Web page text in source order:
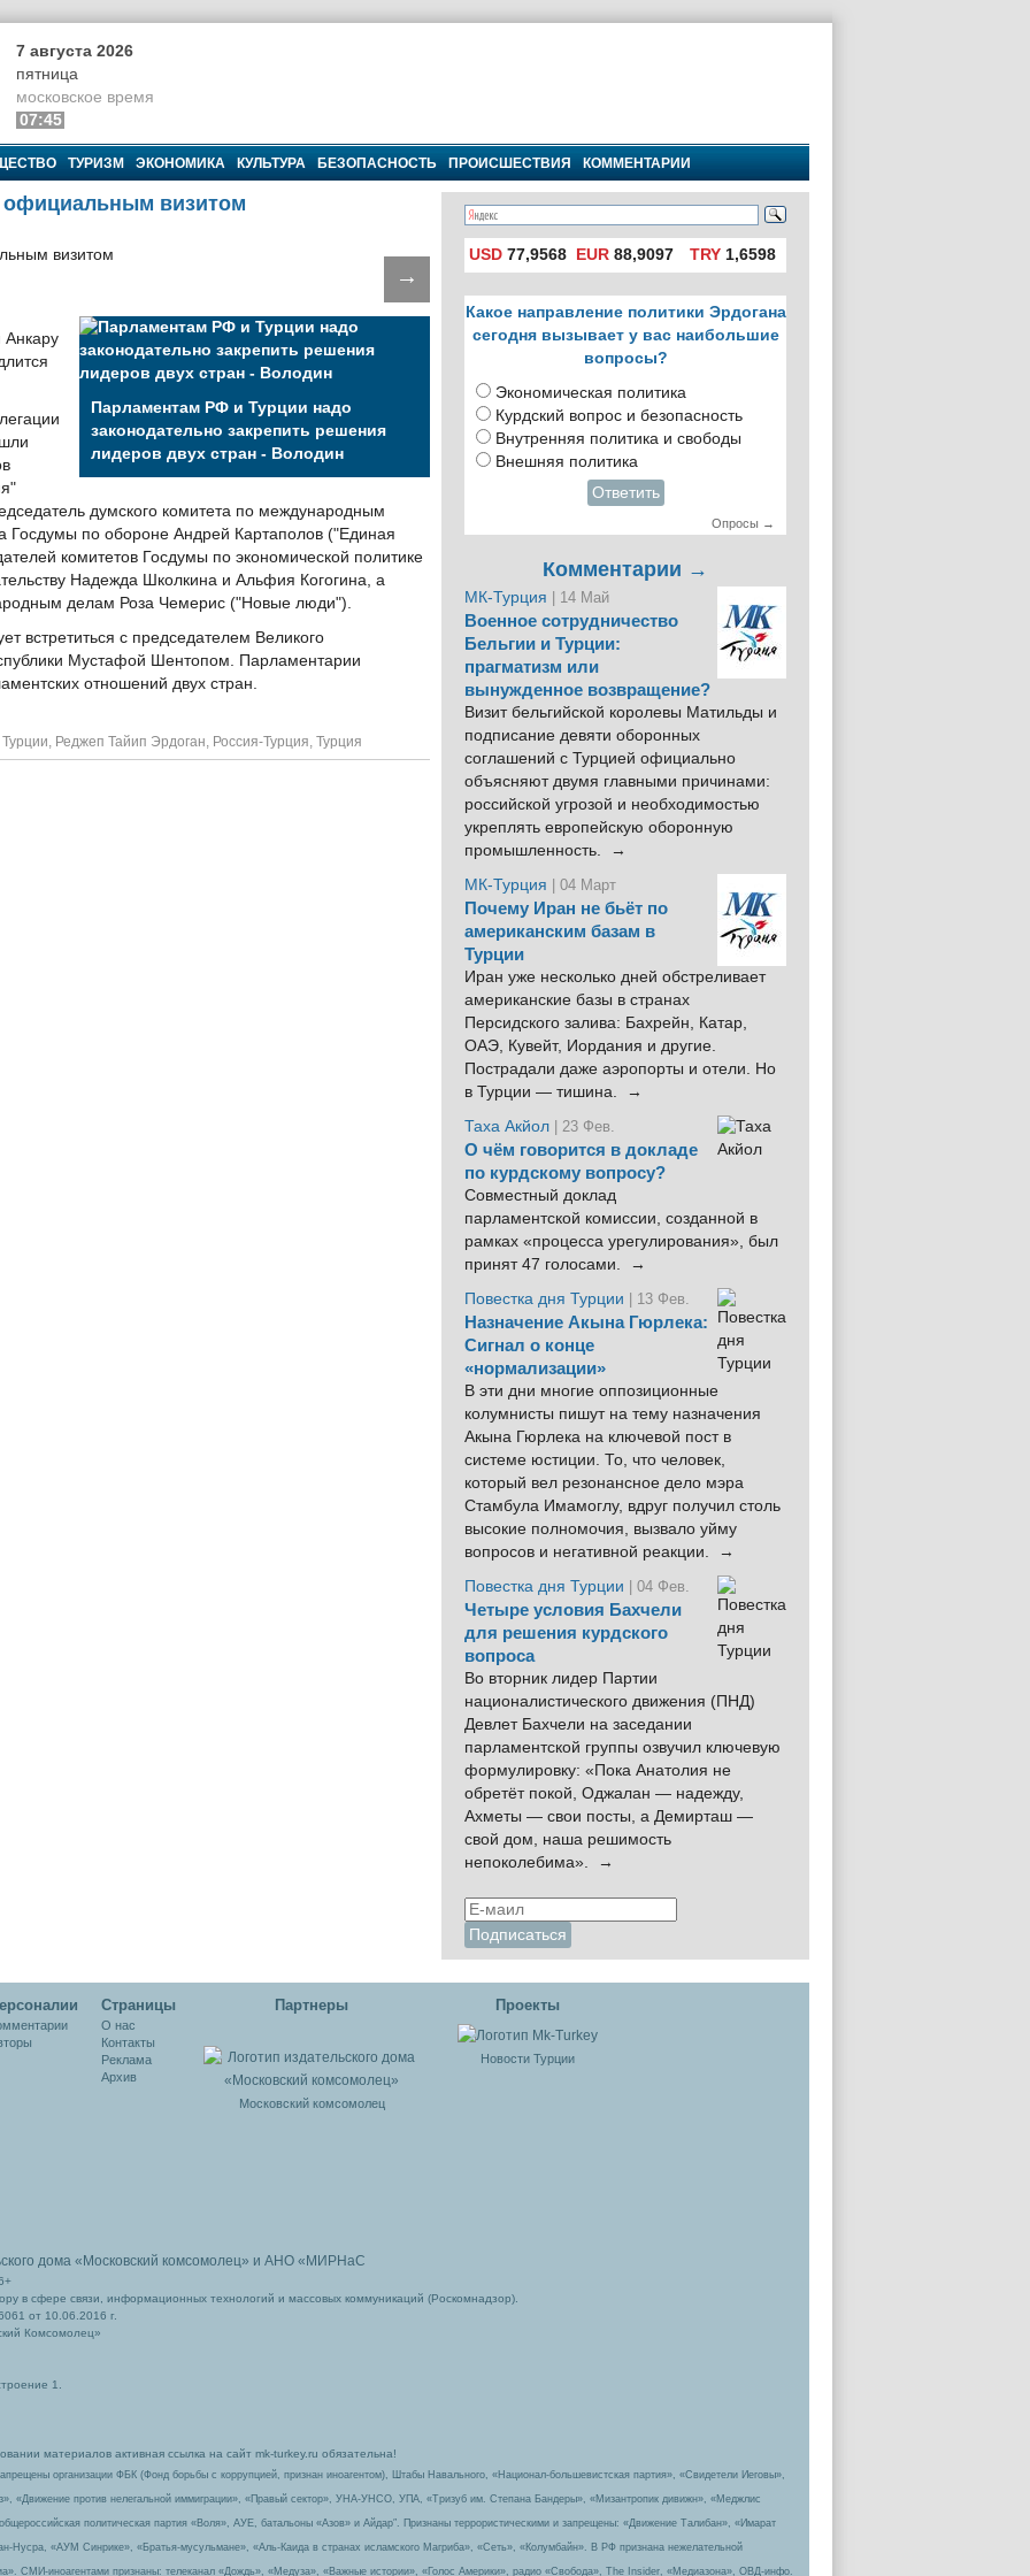
7 августа 2026
пятница
московское время
07:45
ТУРИЗМ ЭКОНОМИКА КУЛЬТУРА БЕЗОПАСНОСТЬ ПРОИСШЕСТВИЯ КОММЕНТАРИИ
визитом
→
Парламентам РФ и Турции надо
законодательно закрепить решения
лидеров двух стран - Володин
Анкару
думского комитета по международным
Госдумы по обороне Андрей Картаполов ("Единая
комитетов Госдумы по экономической политике
Надежда Школкина и Альфия Когогина, а
делам Роза Чемерис ("Новые люди").
встретиться с председателем Великого
Мустафой Шентопом. Парламентарии
отношений двух стран.
, Реджеп Тайип Эрдоган, Россия-Турция, Турция
USD 77,9568 EUR 88,9097 TRY1,6598
Какое направление политики Эрдогана
сегодня вызывает у вас наибольшие
вопросы?
Экономическая политика
Курдский вопрос и безопасность
Внутренняя политика и свободы
Внешняя политика
Ответить
Опросы →
Комментарии →
МК-Турция | 14 Май
Военное сотрудничество
Бельгии и Турции:
прагматизм или
вынужденное возвращение?
Визит бельгийской королевы Матильды и
подписание девяти оборонных
соглашений с Турцией официально
объясняют двумя главными причинами:
российской угрозой и необходимостью
укреплять европейскую оборонную
промышленность. →
МК-Турция
| 04 Март
Почему Иран не бьёт по
американским базам в
Турции
Иран уже несколько дней обстреливает
американские базы в странах
Персидского залива: Бахрейн, Катар,
ОАЭ, Кувейт, Иордания и другие.
Пострадали даже аэропорты и отели. Но
в Турции — тишина. →
Таха Акйол | 23 Фев.
О чём говорится в докладе
по курдскому вопросу?
Совместный доклад
парламентской комиссии, созданной в
рамках «процесса урегулирования», был
принят 47 голосами. →
Повестка дня Турции
| 13 Фев.
Назначение Акына Гюрлека:
Сигнал о конце
«нормализации»
В эти дни многие оппозиционные
колумнисты пишут на тему назначения
Акына Гюрлека на ключевой пост в
системе юстиции. То, что человек,
который вел резонансное дело мэра
Стамбула Имамоглу, вдруг получил столь
высокие полномочия, вызвало уйму
вопросов и негативной реакции. →
Повестка дня Турции
| 04 Фев.
Четыре условия Бахчели
для решения курдского
вопроса
Во вторник лидер Партии
националистического движения (ПНД)
Девлет Бахчели на заседании
парламентской группы озвучил ключевую
формулировку: «Пока Анатолия не
обретёт покой, Оджалан — надежду,
Ахметы — свои посты, а Демирташ —
свой дом, наша решимость
непоколебима». →
Cтраницы
О нас
Контакты
Реклама
Архив
Партнеры
Московский комсомолец
Проекты
Новости Турции
дома «Московский комсомолец» и АНО «МИРНаС
в сфере связи, информационных технологий и массовых коммуникаций (Роскомнадзор).
от 10.06.2016 г.
Комсомолец»
1.
материалов активная ссылка на сайт mk-turkey.ru обязательна!
организации ФБК (Фонд борьбы с коррупцией, признан иноагентом), Штабы Навального, «Национал-большевистская партия», «Свидетели Иеговы»,
«Движение против нелегальной иммиграции», «Правый сектор», УНА-УНСО, УПА, «Тризуб им. Степана Бандеры», «Мизантропик дивижн», «Меджлис
политическая партия «Воля», АУЕ, батальоны «Азов» и Айдар″. Признаны террористическими и запрещены: «Движение Талибан», «Имарат
Нусра, «АУМ Синрике», «Братья-мусульмане», «Аль-Каида в странах исламского Магриба», «Сеть», «Колумбайн». В РФ признана нежелательной
СМИ-иноагентами признаны: телеканал «Дождь», «Медуза», «Важные истории», «Голос Америки», радио «Свобода», The Insider, «Медиазона», ОВД-инфо.